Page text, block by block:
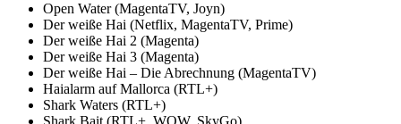
Open Water (MagentaTV, Joyn)
Der weiße Hai (Netflix, MagentaTV, Prime)
Der weiße Hai 2 (Magenta)
Der weiße Hai 3 (Magenta)
Der weiße Hai – Die Abrechnung (MagentaTV)
Haialarm auf Mallorca (RTL+)
Shark Waters (RTL+)
Shark Bait (RTL+, WOW, SkyGo)